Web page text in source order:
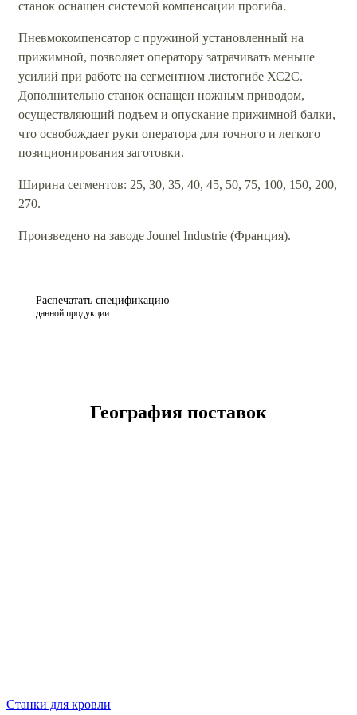
станок оснащен системой компенсации прогиба.
Пневмокомпенсатор с пружиной установленный на
прижимной, позволяет оператору затрачивать меньше
усилий при работе на сегментном листогибе ХС2C.
Дополнительно станок оснащен ножным приводом,
осуществляющий подъем и опускание прижимной балки,
что освобождает руки оператора для точного и легкого
позиционирования заготовки.
Ширина сегментов: 25, 30, 35, 40, 45, 50, 75, 100, 150, 200,
270.
Произведено на заводе Jounel Industrie (Франция).
Распечатать спецификацию
данной продукции
География поставок
Станки для кровли